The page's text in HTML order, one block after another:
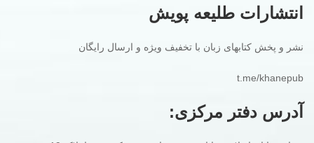
انتشارات طلیعه پویش
نشر و پخش کتابهای زبان با تخفیف ویژه و ارسال رایگان
t.me/khanepub
آدرس دفتر مرکزی: